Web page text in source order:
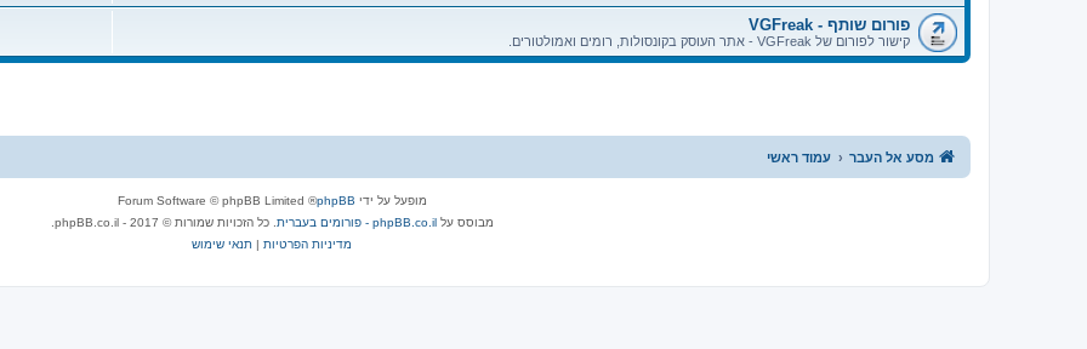
פורום שותף - VGFreak
קישור לפורום של VGFreak - אתר העוסק בקונסולות, רומים ואמולטורים.
מסע אל העבר עמוד ראשי
מופעל על ידי phpBB
® Forum Software © phpBB Limited
מבוסס עלphpBB.co.il - פורומים בעברית
. כל הזכויות שמורות © 2017 - phpBB.co.il.
מדיניות הפרטיות | תנאי שימוש